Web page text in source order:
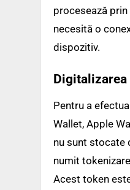
procesează
necesită o
dispozitiv.
Pentru a
Wallet, Apple
nu sunt stocate
numit
Acest token